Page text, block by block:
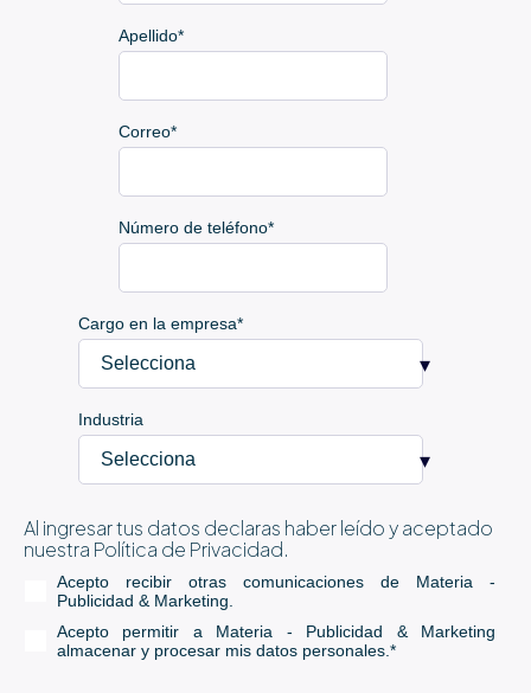
Apellido*
Correo*
Número de teléfono*
Cargo en la empresa*
Industria
Al ingresar tus datos declaras haber leído y aceptado
nuestra Política de Privacidad.
Acepto recibir otras comunicaciones de Materia -
Publicidad & Marketing.
Acepto permitir a Materia - Publicidad & Marketing
almacenar y procesar mis datos personales. *